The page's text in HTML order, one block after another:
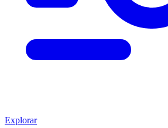
Explorar